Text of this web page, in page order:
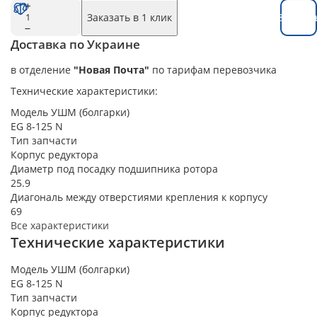
Заказать в 1 клик
Доставка по Украине
в отделение "Новая Почта" по тарифам перевозчика
Технические характеристики:
Модель УШМ (болгарки)
EG 8-125 N
Тип запчасти
Корпус редуктора
Диаметр под посадку подшипника ротора
25.9
Диагональ между отверстиями крепления к корпусу
69
Все характеристики
Технические характеристики
Модель УШМ (болгарки)
EG 8-125 N
Тип запчасти
Корпус редуктора